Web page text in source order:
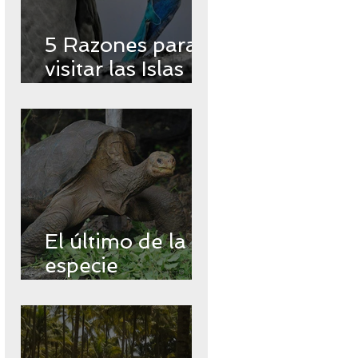
5 Razones para
visitar las Islas
El último de la
especie
abingdonii